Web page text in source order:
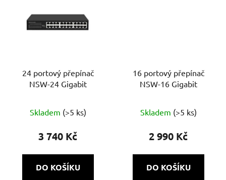
24 portový přepínač
NSW-24 Gigabit
Skladem (>5 ks)
3 740 Kč
DO KOŠÍKU
16 portový přepínač
NSW-16 Gigabit
Skladem (>5 ks)
2 990 Kč
DO KOŠÍKU